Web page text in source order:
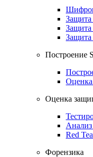
Защита
Защита
Защита
Построение
Оценка
Оценка
Red
Форензика